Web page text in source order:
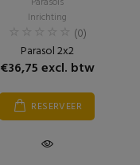
Inrichting
(0)
Parasol 2x2
€36,75 excl. btw
RESERVEER